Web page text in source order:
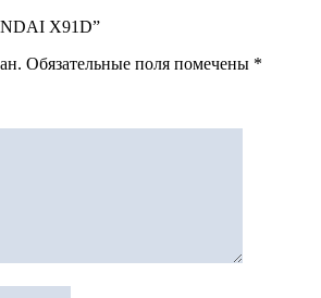
X91D”
Обязательные поля помечены *